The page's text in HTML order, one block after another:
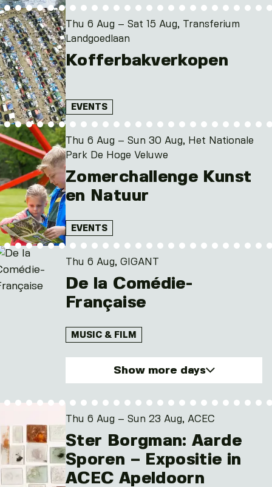
Thu 6 Aug – Sat 15 Aug, Transferium
Landgoedlaan
Kofferbakverkopen
EVENTS
Thu 6 Aug – Sun 30 Aug, Het Nationale
Park De Hoge Veluwe
Zomerchallenge Kunst
en Natuur
EVENTS
Thu 6 Aug, GIGANT
De la Comédie-
Française
MUSIC & FILM
Show more days
Thu. 6 Aug 2026
Fri. 7 Aug 2026
Wed. 12 Aug 2026
Thu. 13 Aug 2026
Thu 6 Aug – Sun 23 Aug, ACEC
Ster Borgman: Aarde
Sporen – Expositie in
ACEC Apeldoorn